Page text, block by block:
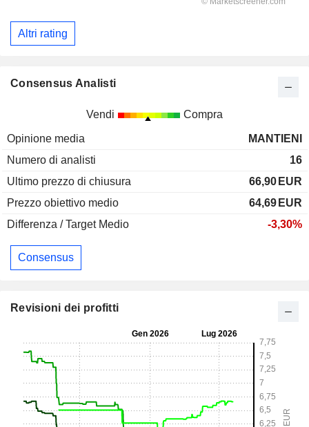
Altri rating
Consensus Analisti
Vendi Compra
Opinione media
MANTIENI
Numero di analisti
16
Ultimo prezzo di chiusura
66,90 EUR
Prezzo obiettivo medio
64,69 EUR
Differenza / Target Medio
-3,30%
Consensus
Revisioni dei profitti